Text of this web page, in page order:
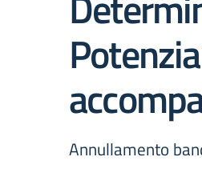
Annullamento